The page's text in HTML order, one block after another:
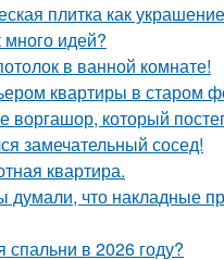
плитка как
много идей?
в ванной комнате!
квартиры в старом
воргашор, который
замечательный сосед!
квартира.
думали, что накладные
спальни в 2026 году?